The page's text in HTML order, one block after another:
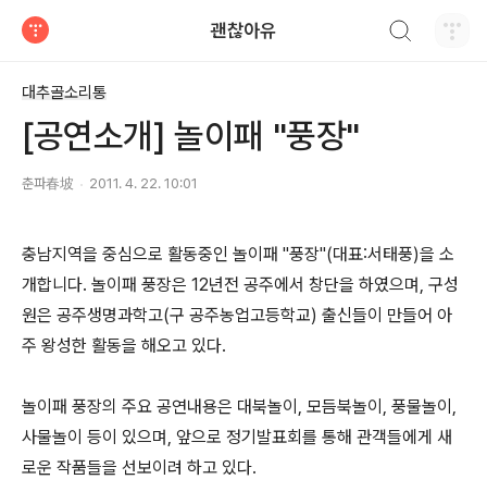
괜찮아유
대추골소리통
[공연소개] 놀이패 "풍장"
춘파春坡 2011. 4. 22. 10:01
충남지역을 중심으로 활동중인 놀이패 "풍장"(대표:서태풍)을 소
개합니다. 놀이패 풍장은 12년전 공주에서 창단을 하였으며, 구성
원은 공주생명과학고(구 공주농업고등학교) 출신들이 만들어 아
주 왕성한 활동을 해오고 있다.
놀이패 풍장의 주요 공연내용은 대북놀이, 모듬북놀이, 풍물놀이,
사물놀이 등이 있으며, 앞으로 정기발표회를 통해 관객들에게 새
로운 작품들을 선보이려 하고 있다.